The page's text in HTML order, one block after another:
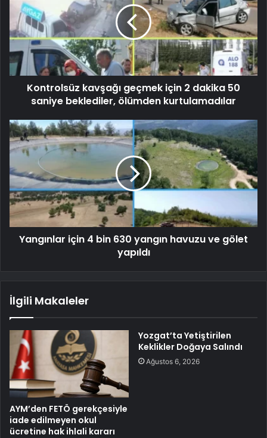
Kontrolsüz kavşağı geçmek için 2 dakika 50
saniye beklediler, ölümden kurtulamadılar
Yangınlar için 4 bin 630 yangın havuzu ve gölet
yapıldı
İlgili Makaleler
AYM’den FETÖ gerekçesiyle
iade edilmeyen okul
ücretine hak ihlali kararı
Yozgat’ta Yetiştirilen
Keklikler Doğaya Salındı
Ağustos 6, 2026